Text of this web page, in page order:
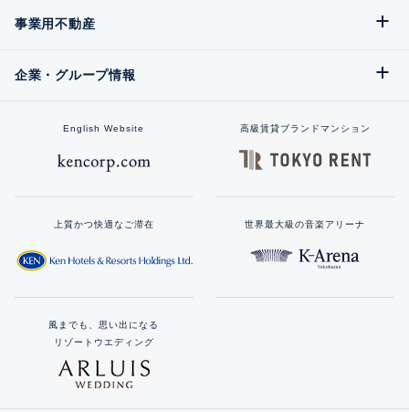
事業用不動産
企業・グループ情報
English Website 高級賃貸ブランドマンション
上質かつ快適なご滞在 世界最大級の音楽アリーナ
風までも、思い出になる
リゾートウエディング